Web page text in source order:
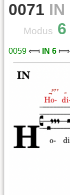
0071 IN
Modus 6
0059 ⟽ IN 6 ⟾